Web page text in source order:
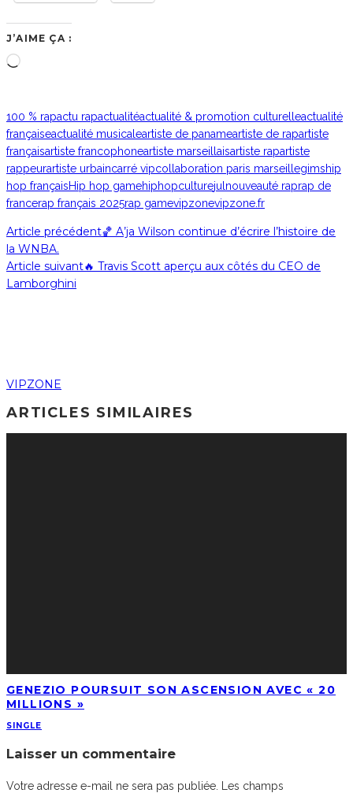
J’AIME ÇA :
Chargement…
100 % rapactu rapactualitéactualité & promotion culturelleactualité
françaiseactualité musicaleartiste de panameartiste de rapartiste
françaisartiste francophoneartiste marseillaisartiste rapartiste
rappeurartiste urbaincarré vipcollaboration paris marseillegimship
hop françaisHip hop gamehiphopculturejul nouveauté raprap de
francerap français 2025rap gamevipzonevipzone.fr
Article précédent🏀 A’ja Wilson continue d’écrire l’histoire de
la WNBA.
Article suivant🔥 Travis Scott aperçu aux côtés du CEO de
Lamborghini
VIPZONE
ARTICLES SIMILAIRES
GENEZIO POURSUIT SON ASCENSION AVEC « 20
MILLIONS »
SINGLE
Laisser un commentaire
Votre adresse e-mail ne sera pas publiée.
Les champs